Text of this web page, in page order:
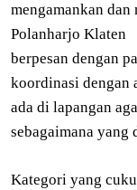
mengamankan
Polanharjo Klaten
berpesan dengan
koordinasi dengan
ada di lapangan
sebagaimana yang
Kategori yang